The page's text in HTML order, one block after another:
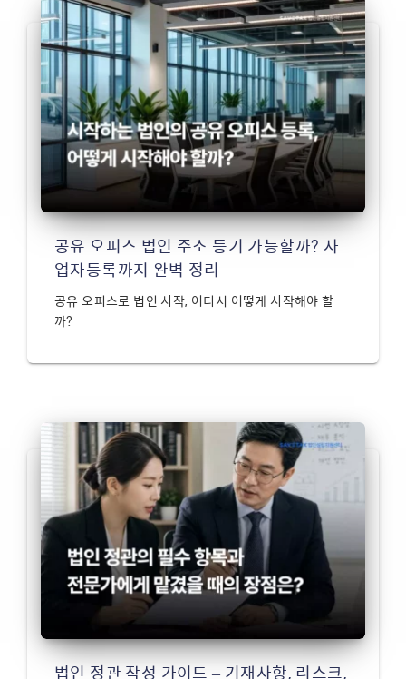
공유 오피스 법인 주소 등기 가능할까? 사
업자등록까지 완벽 정리
공유 오피스로 법인 시작, 어디서 어떻게 시작해야 할
까?
법인 정관 작성 가이드 – 기재사항, 리스크,